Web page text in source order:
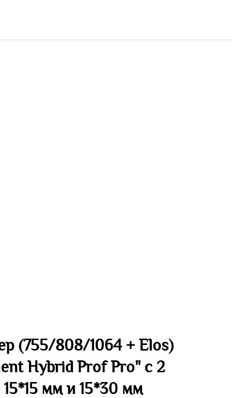
(755/808/1064 + Elos)
Hybrid Prof Pro" с 2
мм и 15*30 мм